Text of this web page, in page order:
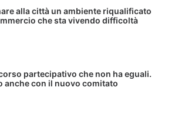
alla città un ambiente riqualificato
che sta vivendo difficoltà
partecipativo che non ha eguali.
anche con il nuovo comitato